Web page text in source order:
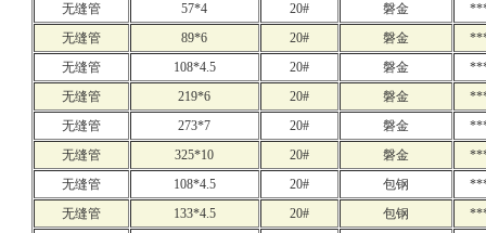
无缝管
57*4 20# 磐金
无缝管
89*6 20# 磐金
无缝管
108*4.5 20# 磐金
无缝管
219*6 20# 磐金
无缝管
273*7 20# 磐金
无缝管
325*10 20# 磐金
无缝管
108*4.5 20# 包钢
无缝管
133*4.5 20# 包钢